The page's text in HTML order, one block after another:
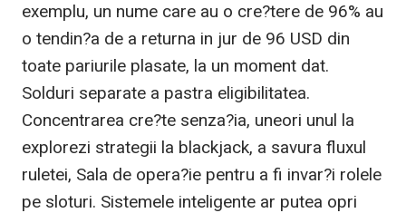
exemplu, un nume care au o cre?tere de 96% au
o tendin?a de a returna in jur de 96 USD din
toate pariurile plasate, la un moment dat.
Solduri separate a pastra eligibilitatea.
Concentrarea cre?te senza?ia, uneori unul la
explorezi strategii la blackjack, a savura fluxul
ruletei, Sala de opera?ie pentru a fi invar?i rolele
pe sloturi. Sistemele inteligente ar putea opri